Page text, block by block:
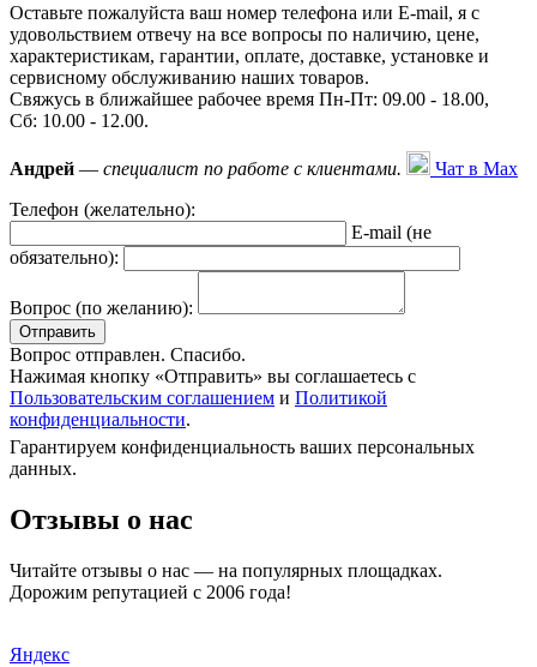
Оставьте пожалуйста ваш номер телефона или E-mail, я с
удовольствием отвечу на все вопросы по наличию, цене,
характеристикам, гарантии, оплате, доставке, установке и
сервисному обслуживанию наших товаров.
Свяжусь в ближайшее рабочее время Пн-Пт: 09.00 - 18.00,
Сб: 10.00 - 12.00.
Андрей — специалист по работе с клиентами.
Чат в Max
Телефон (желательно):
E-mail (не
обязательно):
Вопрос (по желанию):
Вопрос отправлен. Спасибо.
Нажимая кнопку «Отправить» вы соглашаетесь с
Пользовательским соглашением и Политикой
конфиденциальности.
Гарантируем конфиденциальность ваших персональных
данных.
Отзывы о нас
Читайте отзывы о нас — на популярных площадках.
Дорожим репутацией с 2006 года!
Яндекс